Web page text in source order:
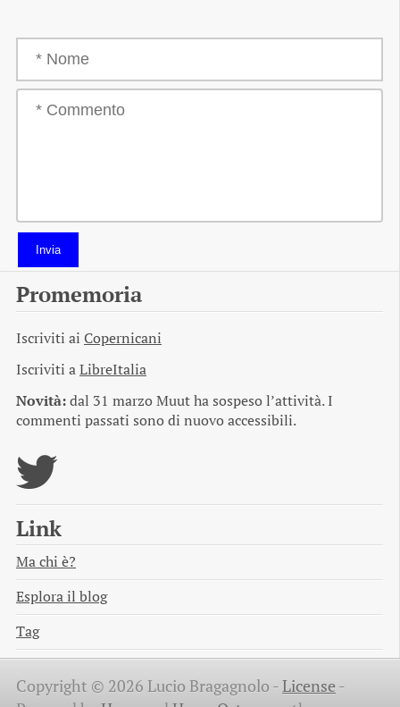
Invia
Promemoria
Iscriviti ai Copernicani
Iscriviti aLibreItalia
Novità:dal 31 marzo Muut ha sospeso l’attività. I
commenti passati sono di nuovo accessibili.
Link
Ma chi è?
Esplora il blog
Tag
Copyright © 2026 Lucio Bragagnolo -License -